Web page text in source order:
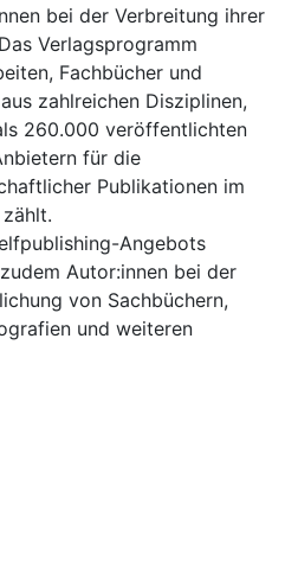
bei der Verbreitung ihrer
Verlagsprogramm
Fachbücher und
zahlreichen Disziplinen,
260.000 veröffentlichten
für die
Publikationen im
Angebots
Autor:innen bei der
von Sachbüchern,
und weiteren